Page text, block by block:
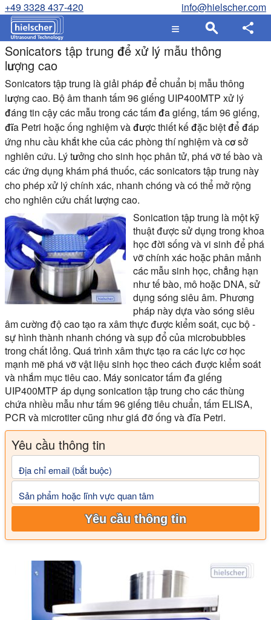
+49 3328 437-420 info@hielscher.com
Sonicators tập trung để xử lý mẫu thông
lượng cao
Sonicators tập trung là giải pháp để chuẩn bị mẫu thông
lượng cao. Bộ âm thanh tấm 96 giếng UIP400MTP xử lý
đáng tin cậy các mẫu trong các tấm đa giếng, tấm 96 giếng,
đĩa Petri hoặc ống nghiệm và được thiết kế đặc biệt để đáp
ứng nhu cầu khắt khe của các phòng thí nghiệm và cơ sở
nghiên cứu. Lý tưởng cho sinh học phân tử, phá vỡ tế bào và
các ứng dụng khám phá thuốc, các sonicators tập trung này
cho phép xử lý chính xác, nhanh chóng và có thể mở rộng
cho nghiên cứu chất lượng cao.
Sonication tập trung là một kỹ
thuật được sử dụng trong khoa
học đời sống và vi sinh để phá
vỡ chính xác hoặc phân mảnh
các mẫu sinh học, chẳng hạn
như tế bào, mô hoặc DNA, sử
dụng sóng siêu âm. Phương
pháp này dựa vào sóng siêu
âm cường độ cao tạo ra xâm thực được kiểm soát, cục bộ -
sự hình thành nhanh chóng và sụp đổ của microbubbles
trong chất lỏng. Quá trình xâm thực tạo ra các lực cơ học
mạnh mẽ phá vỡ vật liệu sinh học theo cách được kiểm soát
và nhắm mục tiêu cao. Máy sonicator tấm đa giếng
UIP400MTP áp dụng sonication tập trung cho các thùng
chứa nhiều mẫu như tấm 96 giếng tiêu chuẩn, tấm ELISA,
PCR và microtiter cũng như giá đỡ ống và đĩa Petri.
Yêu cầu thông tin
Địa chỉ email (bắt buộc)
Sản phẩm hoặc lĩnh vực quan tâm
Yêu cầu thông tin